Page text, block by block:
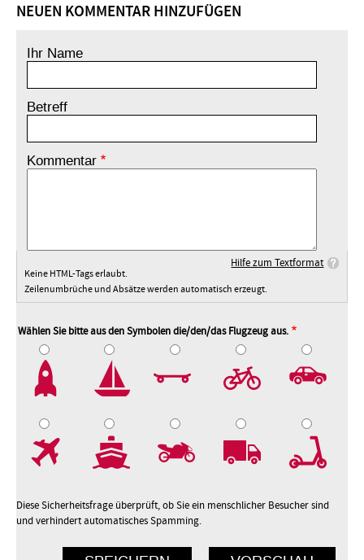
NEUEN KOMMENTAR HINZUFÜGEN
Ihr Name
Betreff
Kommentar
Hilfe zum Textformat
Keine HTML-Tags erlaubt.
Zeilenumbrüche und Absätze werden automatisch erzeugt.
Wählen Sie bitte aus den Symbolen die/den/das Flugzeug aus.
Diese Sicherheitsfrage überprüft, ob Sie ein menschlicher Besucher sind
und verhindert automatisches Spamming.